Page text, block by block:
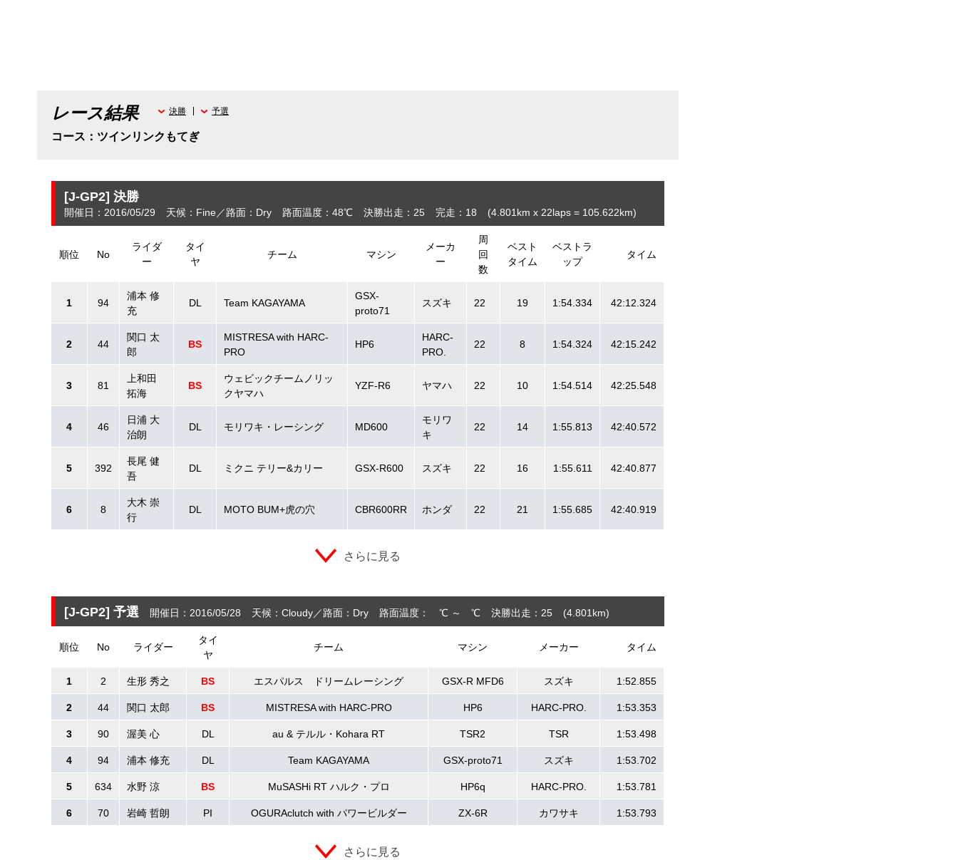
レース結果
コース：ツインリンクもてぎ
決勝 予選
[J-GP2] 決勝
開催日：2016/05/29 天候：Fine 路面：Dry 路面温度：48℃ 決勝出走：25 完走：18 (4.801 km x 22laps = 105.622km)
順位 No
ライダ
ー
タイ
ヤ
チーム マシン
メーカ
ー
周
回
数
ベスト
タイム
ベストラ
ップ
タイム
1 94
浦本 修
充
DL Team KAGAYAMA
GSX-
proto71
スズキ 22 19 1:54.334 42:12.324
2 44
関口 太
郎
BS
MISTRESA with HARC-
PRO
HP6
HARC-
PRO.
22 8 1:54.324 42:15.242
3 81
上和田
拓海
BS
ウェビックチームノリッ
クヤマハ
YZF-R6 ヤマハ 22 10 1:54.514 42:25.548
4 46
日浦 大
治朗
DL モリワキ・レーシング MD600
モリワ
キ
22 14 1:55.813 42:40.572
5 392
長尾 健
吾
DL ミクニ テリー&カリー GSX-R600 スズキ 22 16 1:55.611 42:40.877
6 8
大木 崇
行
DL MOTO BUM+虎の穴 CBR600RR ホンダ 22 21 1:55.685 42:40.919
さらに見る
[J-GP2] 予選 開催日：2016/05/28 天候：Cloudy 路面：Dry 路面温度： ℃ ～ ℃ 決勝出走：25 (4.801 km)
順位 No ライダー
タイ
ヤ
チーム マシン メーカー タイム
1 2 生形 秀之 BS エスパルス ドリームレーシング GSX-R MFD6 スズキ 1:52.855
2 44 関口 太郎 BS MISTRESA with HARC-PRO HP6 HARC-PRO. 1:53.353
3 90 渥美 心 DL au & テルル・Kohara RT TSR2 TSR 1:53.498
4 94 浦本 修充 DL Team KAGAYAMA GSX-proto71 スズキ 1:53.702
5 634 水野 涼 BS MuSASHi RT ハルク・プロ HP6q HARC-PRO. 1:53.781
6 70 岩崎 哲朗 PI OGURAclutch with パワービルダー ZX-6R カワサキ 1:53.793
さらに見る